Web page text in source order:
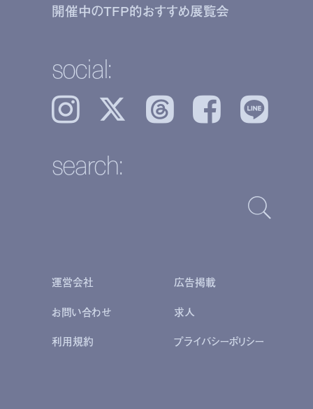
開催中のTFP的おすすめ展覧会
social:
Instagram 𝕏 Threads Facebook LINE
search:
運営会社
広告掲載
お問い合わせ
求人
利用規約 プライバシーポリシー